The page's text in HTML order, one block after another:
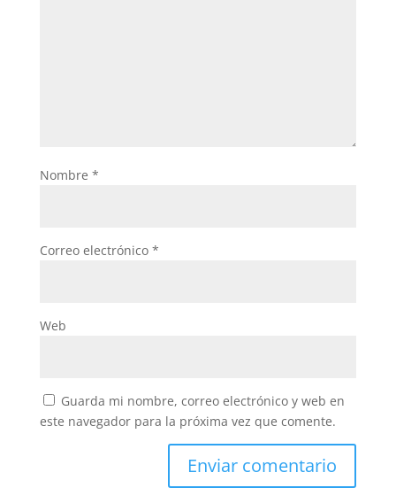
Nombre *
Correo electrónico *
Web
Guarda mi nombre, correo electrónico y web en
este navegador para la próxima vez que comente.